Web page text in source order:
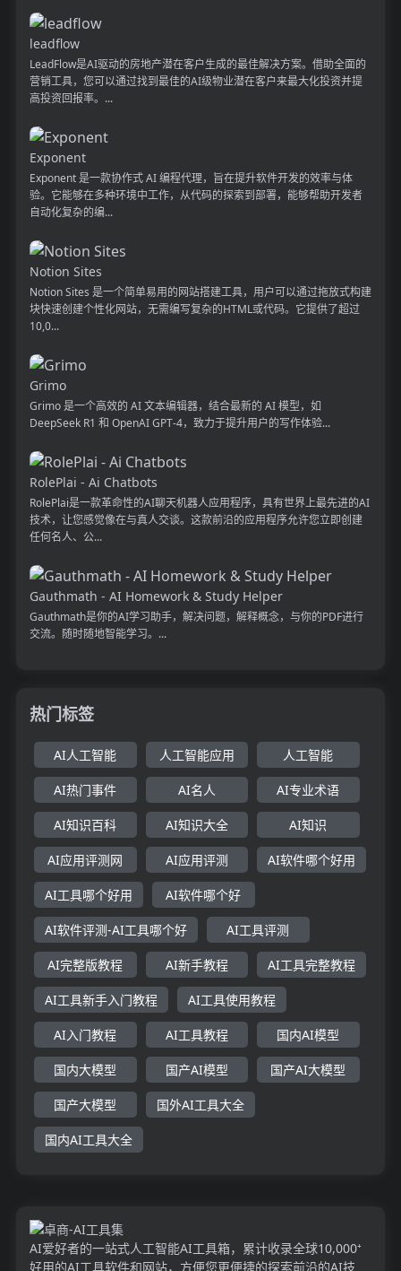
leadflow
LeadFlow是AI驱动的房地产潜在客户生成的最佳解决方案。借助全面的
营销工具，您可以通过找到最佳的AI级物业潜在客户来最大化投资并提
高投资回报率。...
Exponent
Exponent 是一款协作式 AI 编程代理，旨在提升软件开发的效率与体
验。它能够在多种环境中工作，从代码的探索到部署，能够帮助开发者
自动化复杂的编...
Notion Sites
Notion Sites 是一个简单易用的网站搭建工具，用户可以通过拖放式构建
块快速创建个性化网站，无需编写复杂的HTML或代码。它提供了超过
10,0...
Grimo
Grimo 是一个高效的 AI 文本编辑器，结合最新的 AI 模型，如
DeepSeek R1 和 OpenAI GPT-4，致力于提升用户的写作体验...
RolePlai - Ai Chatbots
RolePlai是一款革命性的AI聊天机器人应用程序，具有世界上最先进的AI
技术，让您感觉像在与真人交谈。这款前沿的应用程序允许您立即创建
任何名人、公...
Gauthmath - AI Homework & Study Helper
Gauthmath是你的AI学习助手，解决问题，解释概念，与你的PDF进行
交流。随时随地智能学习。...
热门标签
AI人工智能 人工智能应用 人工智能
AI热门事件 AI名人 AI专业术语
AI知识百科 AI知识大全 AI知识
AI应用评测网 AI应用评测 AI软件哪个好用
AI工具哪个好用 AI软件哪个好
AI软件评测-AI工具哪个好 AI工具评测
AI完整版教程 AI新手教程 AI工具完整教程
AI工具新手入门教程 AI工具使用教程
AI入门教程 AI工具教程 国内AI模型
国内大模型 国产AI模型 国产AI大模型
国产大模型 国外AI工具大全
国内AI工具大全
AI爱好者的一站式人工智能AI工具箱，累计收录全球10,000⁺
好用的AI工具软件和网站，方便您更便捷的探索前沿的AI技